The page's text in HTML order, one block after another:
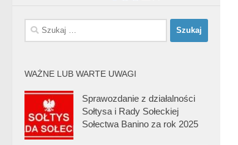
Szukaj:
WAŻNE LUB WARTE UWAGI
Sprawozdanie z działalności
Sołtysa i Rady Sołeckiej
Sołectwa Banino za rok 2025